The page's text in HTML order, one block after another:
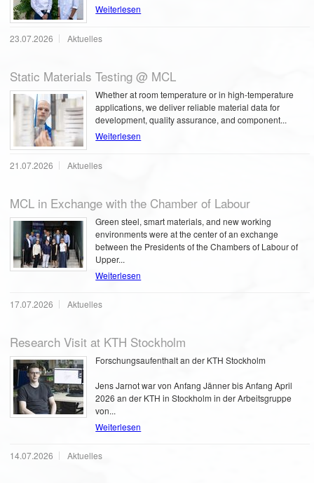
Weiterlesen
23.07.2026 Aktuelles
Static Materials Testing @ MCL
Whether at room temperature or in high-temperature
applications, we deliver reliable material data for
development, quality assurance, and component...
Weiterlesen
21.07.2026 Aktuelles
MCL in Exchange with the Chamber of Labour
Green steel, smart materials, and new working
environments were at the center of an exchange
between the Presidents of the Chambers of Labour of
Upper...
Weiterlesen
17.07.2026 Aktuelles
Research Visit at KTH Stockholm
Forschungsaufenthalt an der KTH Stockholm
Jens Jarnot war von Anfang Jänner bis Anfang April
2026 an der KTH in Stockholm in der Arbeitsgruppe
von...
Weiterlesen
14.07.2026 Aktuelles